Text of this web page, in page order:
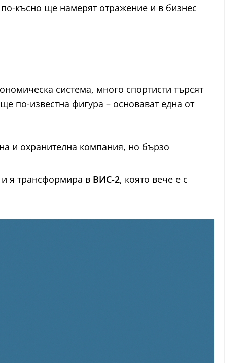
късно ще намерят отражение и в бизнес
система, много спортисти търсят
по-известна фигура – основават една от
и охранителна компания, но бързо
и я трансформира в ВИС-2, която вече е с